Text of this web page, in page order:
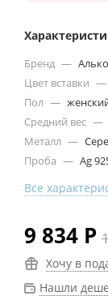
Бренд —
Цвет вставки —
Пол —
Средний вес —
Металл —
Проба — Ag
Все
9 834 Р
Хочу в
Нашли